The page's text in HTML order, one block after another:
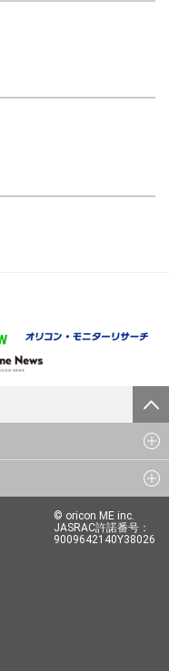
© oricon ME inc.
JASRAC許諾番号：
9009642140Y38026